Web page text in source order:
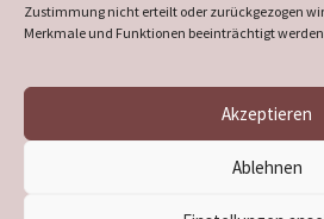
Zustimmung nicht erteilt oder zurückgezogen
Merkmale und Funktionen beeinträchtigt
Akzeptieren
Ablehnen
supported by DÖ
Heimatverein Verl– Alle